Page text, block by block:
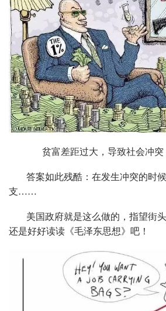
贫富差距过大，导致社会冲突
答案如此残酷：在发生冲突的时
支……
美国政府就是这么做的，指望街
还是好好读读《毛泽东思想》吧！